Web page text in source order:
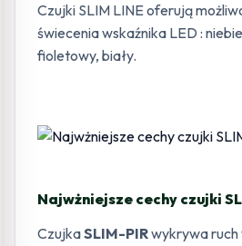
Czujki SLIM LINE oferują
świecenia wskaźnika LED :
fioletowy, biały.
Najwżniejsze cechy czujki
CzujkaSLIM-PIRwykrywa ruch